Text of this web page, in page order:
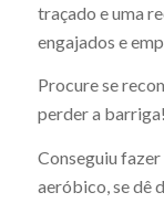
traçado e uma
engajados e
Procure se
perder a barriga!
Conseguiu
aeróbico, se dê